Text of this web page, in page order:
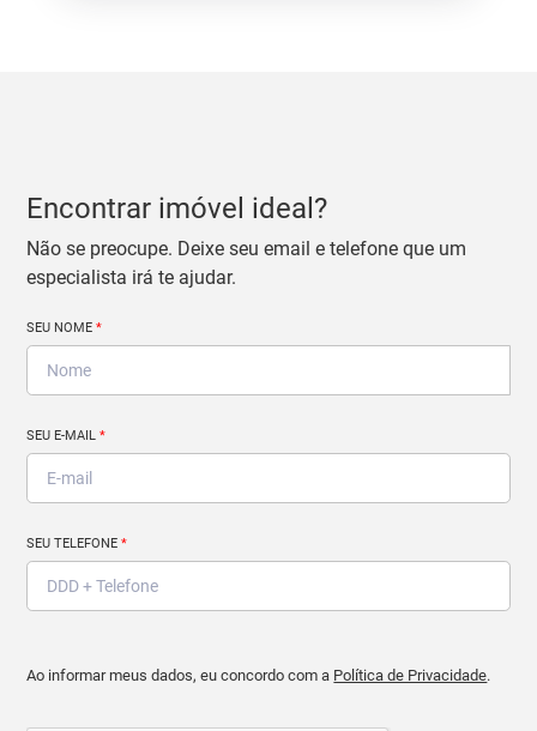
Encontrar imóvel ideal?
Não se preocupe. Deixe seu email e telefone que um
especialista irá te ajudar.
SEU NOME*
SEU E-MAIL*
SEU TELEFONE*
Ao informar meus dados, eu concordo com a Política de Privacidade.